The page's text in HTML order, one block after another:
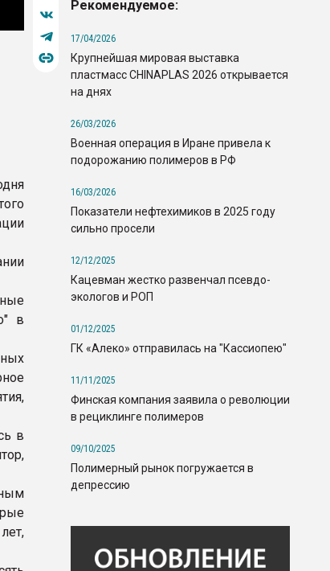
в
в
Рекомендуемое:
17/04/2026
Крупнейшая мировая выставка
пластмасс CHINAPLAS 2026 открывается
на днях
26/03/2026
Военная операция в Иране привела к
подорожанию полимеров в РФ
16/03/2026
Показатели нефтехимиков в 2025 году
сильно просели
12/12/2025
Кацевман жестко развенчал псевдо-
экологов и РОП
01/12/2025
ГК «Алеко» отправилась на "Кассиопею"
11/11/2025
Финская компания заявила о революции
в рециклинге полимеров
09/10/2025
Полимерный рынок погружается в
депрессию